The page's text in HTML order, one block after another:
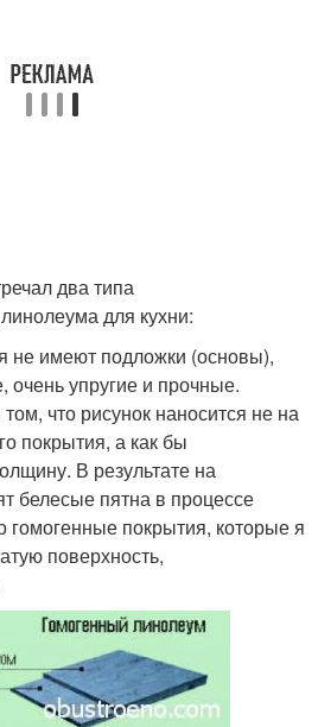
два типа
для кухни:
не имеют подложки (основы),
упругие и прочные.
что рисунок наносится не на
покрытия, а как бы
В результате на
белесые пятна в процессе
гомогенные покрытия, которые я
поверхность,